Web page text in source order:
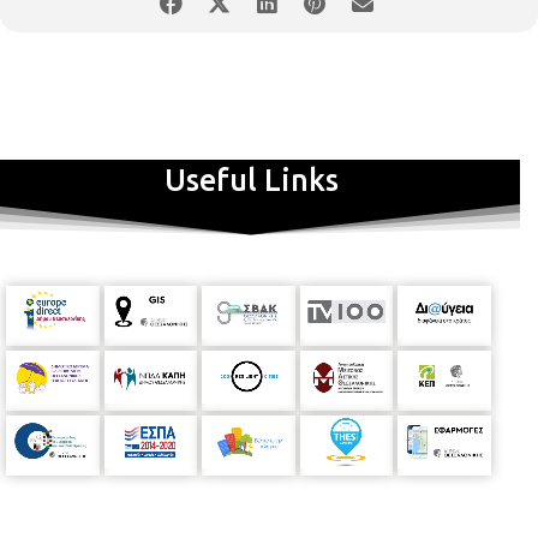
Useful Links